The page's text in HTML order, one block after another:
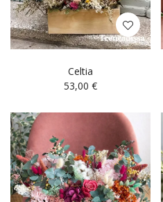
Celtia
53,00 €